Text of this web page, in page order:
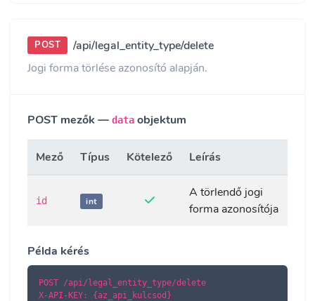
POST
/api/legal_entity_type/delete
Jogi forma törlése azonosító alapján.
POST mezők — data objektum
Mező Típus Kötelező Leírás
id int
A törlendő jogi
forma azonosítója
Példa kérés
POST /api/legal_entity_type/delete
X-API-KEY: {az_api_kulcsod}